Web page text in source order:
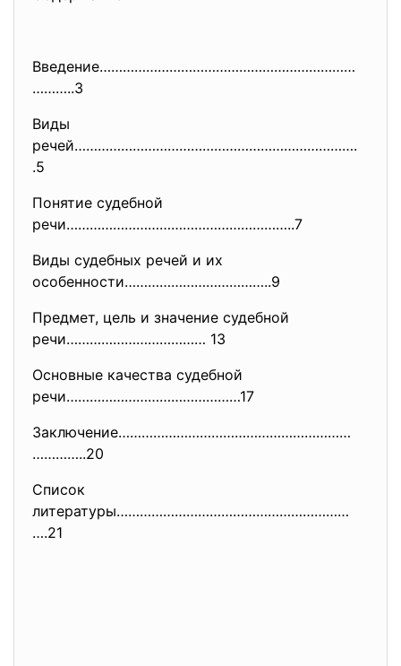
Введение…………………………………………………………
………..3
Виды
речей……………………………………………………………….
.5
Понятие судебной
речи…………………………………………………..7
Виды судебных речей и их
особенности………………………………..9
Предмет, цель и значение судебной
речи……………………………… 13
Основные качества судебной
речи………………………………………17
Заключение……………………………………………………
…………..20
Список
литературы……………………………………………………
….21